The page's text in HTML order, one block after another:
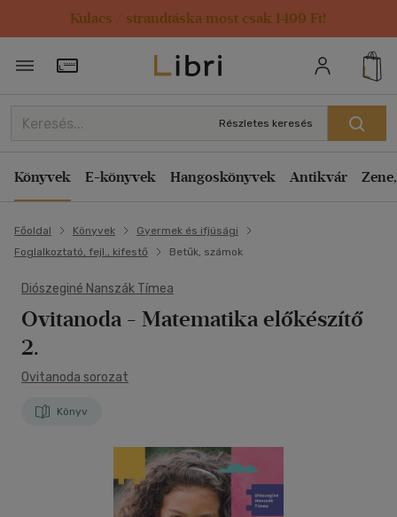
Kulacs / strandtáska most csak 1499 Ft!
Törzsvásárlói Kártya adatai
Részletes keresés
Könyvek E-könyvek Hangoskönyvek Antikvár
Főoldal Könyvek
Gyermek és ifjúsági
Foglalkoztató, fejl., kifestő
Betűk, számok
Diószeginé Nanszák Tímea
Ovitanoda - Matematika előkészítő
2.
Ovitanoda sorozat
Könyv